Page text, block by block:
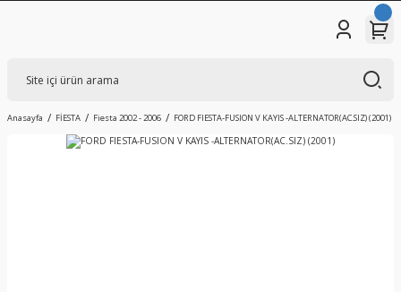
Anasayfa FİESTA Fiesta 2002 - 2006 FORD FIESTA-FUSION V KAYIS -ALTERNATOR(AC.SIZ) (2001)